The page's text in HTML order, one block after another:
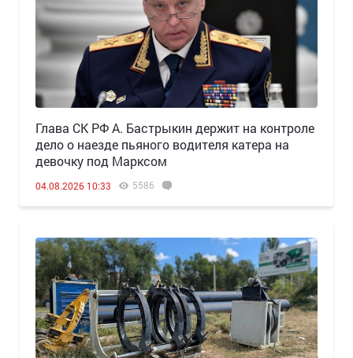
Глава СК РФ А. Бастрыкин держит на контроле
дело о наезде пьяного водителя катера на
девочку под Марксом
04.08.2026 10:33 5586